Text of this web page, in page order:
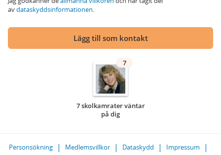
avdataskyddsinformationen.
Lägg till som kontakt
7
7 skolkamrater väntar
på dig
Personsökning Medlemsvillkor Dataskydd
Impressum